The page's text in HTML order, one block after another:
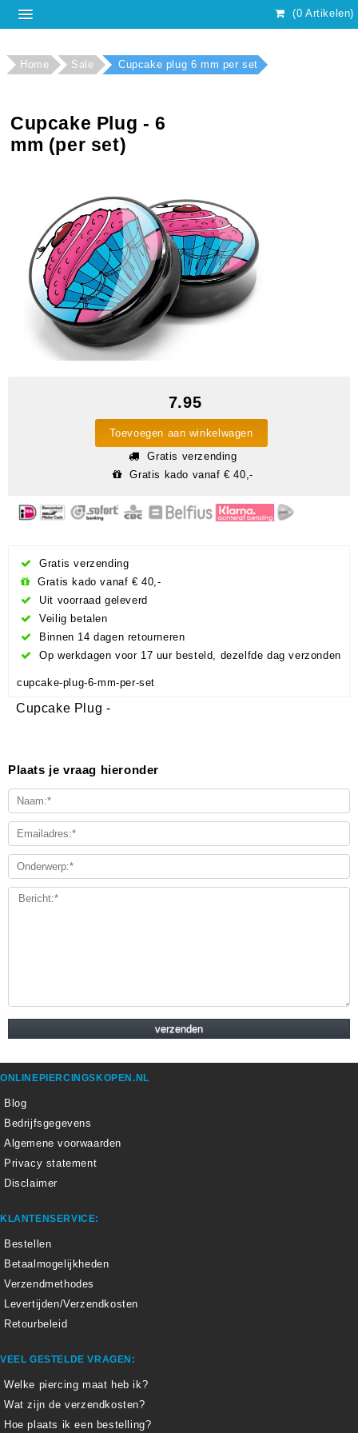
(0 Artikelen)
Home Sale Cupcake plug 6 mm per set
Cupcake Plug - 6
mm (per set)
7.95
Toevoegen aan winkelwagen
Gratis verzending
Gratis kado vanaf € 40,-
Gratis verzending
Gratis kado vanaf € 40,-
Uit voorraad geleverd
Veilig betalen
Binnen 14 dagen retourneren
Op werkdagen voor 17 uur besteld, dezelfde dag verzonden
cupcake-plug-6-mm-per-set
Cupcake Plug -
Plaats je vraag hieronder
ONLINEPIERCINGSKOPEN.NL
Blog
Bedrijfsgegevens
Algemene voorwaarden
Privacy statement
Disclaimer
KLANTENSERVICE:
Bestellen
Betaalmogelijkheden
Verzendmethodes
Levertijden/Verzendkosten
Retourbeleid
VEEL GESTELDE VRAGEN:
Welke piercing maat heb ik?
Wat zijn de verzendkosten?
Hoe plaats ik een bestelling?